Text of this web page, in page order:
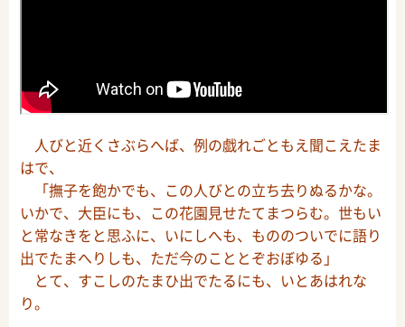
人びと近くさぶらへば、例の戯れごともえ聞こえたま
はで、
「撫子を飽かでも、この人びとの立ち去りぬるかな。
いかで、大臣にも、この花園見せたてまつらむ。世もい
と常なきをと思ふに、いにしへも、もののついでに語り
出でたまへりしも、ただ今のこととぞおぼゆる」
とて、すこしのたまひ出でたるにも、いとあはれな
り。